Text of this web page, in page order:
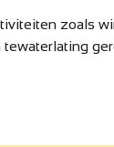
zoals